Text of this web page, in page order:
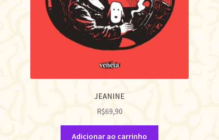
JEANINE
R$69,90
Adicionar ao carrinho